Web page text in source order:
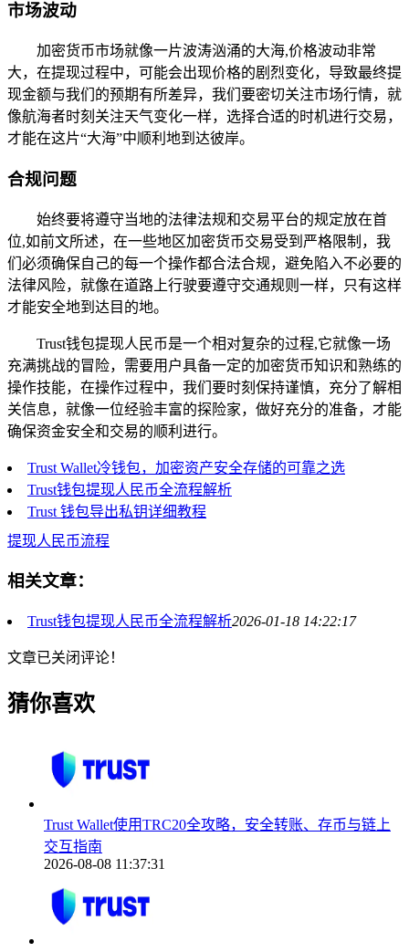
市场波动
加密货币市场就像一片波涛汹涌的大海,价格波动非常
大，在提现过程中，可能会出现价格的剧烈变化，导致最终提
现金额与我们的预期有所差异，我们要密切关注市场行情，就
像航海者时刻关注天气变化一样，选择合适的时机进行交易，
才能在这片“大海”中顺利地到达彼岸。
合规问题
始终要将遵守当地的法律法规和交易平台的规定放在首
位,如前文所述，在一些地区加密货币交易受到严格限制，我
们必须确保自己的每一个操作都合法合规，避免陷入不必要的
法律风险，就像在道路上行驶要遵守交通规则一样，只有这样
才能安全地到达目的地。
Trust钱包提现人民币是一个相对复杂的过程,它就像一场
充满挑战的冒险，需要用户具备一定的加密货币知识和熟练的
操作技能，在操作过程中，我们要时刻保持谨慎，充分了解相
关信息，就像一位经验丰富的探险家，做好充分的准备，才能
确保资金安全和交易的顺利进行。
Trust Wallet冷钱包，加密资产安全存储的可靠之选
Trust钱包提现人民币全流程解析
Trust 钱包导出私钥详细教程
提现人民币流程
相关文章：
Trust钱包提现人民币全流程解析2026-01-18 14:22:17
文章已关闭评论！
猜你喜欢
Trust Wallet使用TRC20全攻略，安全转账、存币与链上
交互指南
2026-08-08 11:37:31